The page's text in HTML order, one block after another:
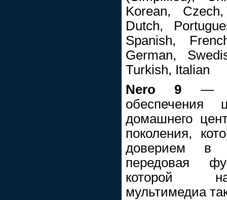
Korean,
Dutch,
Spanish,
German,
Turkish, Italian
Nero 9 —
обеспечения
домашнего
поколения,
доверием в
передовая
которой
мультимедиа